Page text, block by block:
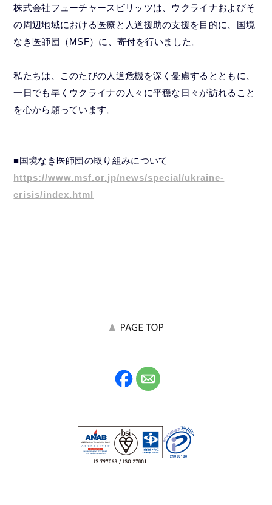
株式会社フューチャースピリッツは、ウクライナおよびそ
の周辺地域における医療と人道援助の支援を目的に、国境
なき医師団（MSF）に、寄付を行いました。
私たちは、このたびの人道危機を深く憂慮するとともに、
一日でも早くウクライナの人々に平穏な日々が訪れること
を心から願っています。
■国境なき医師団の取り組みについて
https://www.msf.or.jp/news/special/ukraine-
crisis/index.html